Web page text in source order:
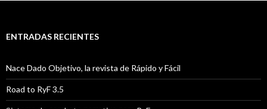
ENTRADAS RECIENTES
Nace Dado Objetivo, la revista de Rápido y Fácil
Road to RyF 3.5